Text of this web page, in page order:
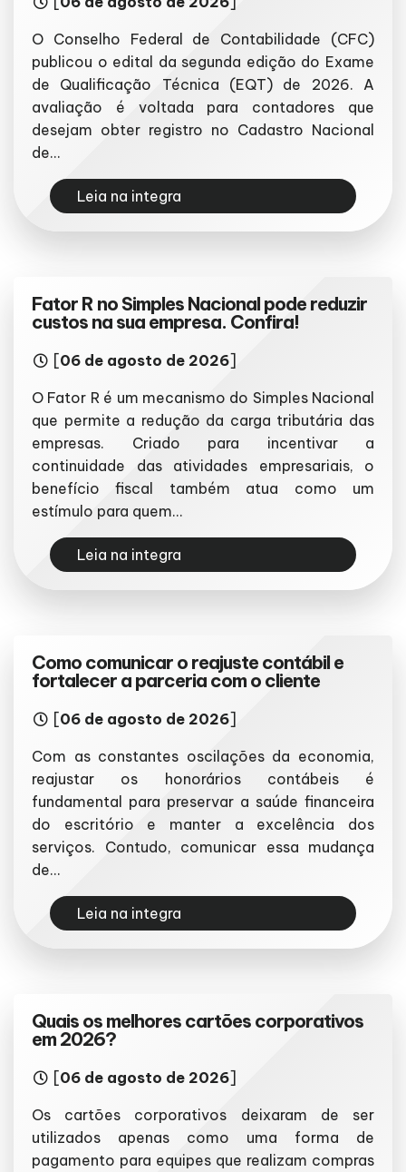
O Conselho Federal de Contabilidade (CFC)
publicou o edital da segunda edição do Exame
de Qualificação Técnica (EQT) de 2026. A
avaliação é voltada para contadores que
desejam obter registro no Cadastro Nacional
de...
Leia na integra
Fator R no Simples Nacional pode reduzir
custos na sua empresa. Confira!
[06 de agosto de 2026]
O Fator R é um mecanismo do Simples Nacional
que permite a redução da carga tributária das
empresas. Criado para incentivar a
continuidade das atividades empresariais, o
benefício fiscal também atua como um
estímulo para quem...
Leia na integra
Como comunicar o reajuste contábil e
fortalecer a parceria com o cliente
[06 de agosto de 2026]
Com as constantes oscilações da economia,
reajustar os honorários contábeis é
fundamental para preservar a saúde financeira
do escritório e manter a excelência dos
serviços. Contudo, comunicar essa mudança
de...
Leia na integra
Quais os melhores cartões corporativos
em 2026?
[06 de agosto de 2026]
Os cartões corporativos deixaram de ser
utilizados apenas como uma forma de
pagamento para equipes que realizam compras